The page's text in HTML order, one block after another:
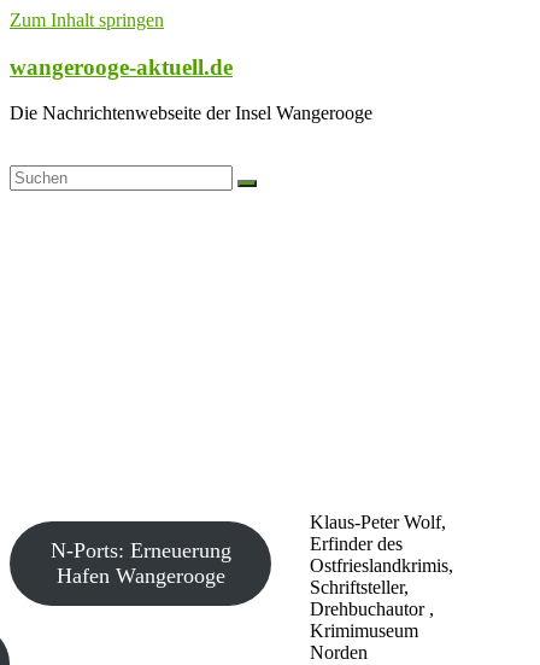
Zum Inhalt springen
wangerooge-aktuell.de
Die Nachrichtenwebseite der Insel Wangerooge
Klaus-Peter Wolf,
Erfinder des
Ostfrieslandkrimis,
Schriftsteller,
Drehbuchautor ,
Krimimuseum
Norden
N-Ports: Erneuerung
Hafen Wangerooge